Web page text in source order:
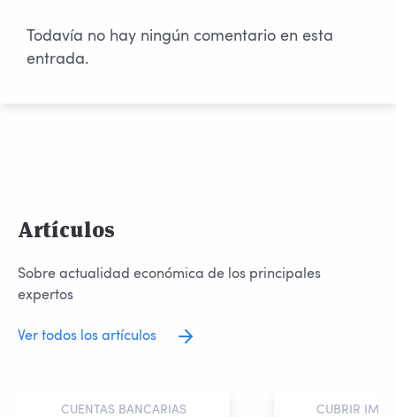
Todavía no hay ningún comentario en esta
entrada.
Artículos
Sobre actualidad económica de los principales
expertos
Ver todos los artículos
CUENTAS BANCARIAS CUBRIR